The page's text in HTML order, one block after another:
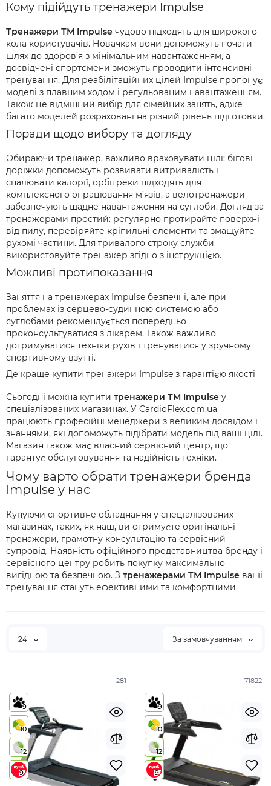
Кому підійдуть тренажери Impulse
Тренажери ТМ Impulse чудово підходять для широкого
кола користувачів. Новачкам вони допоможуть почати
шлях до здоров’я з мінімальним навантаженням, а
досвідчені спортсмени зможуть проводити інтенсивні
тренування. Для реабілітаційних цілей Impulse пропонує
моделі з плавним ходом і регульованим навантаженням.
Також це відмінний вибір для сімейних занять, адже
багато моделей розраховані на різний рівень підготовки.
Поради щодо вибору та догляду
Обираючи тренажер, важливо враховувати цілі: бігові
доріжки допоможуть розвивати витривалість і
спалювати калорії, орбітреки підходять для
комплексного опрацювання м’язів, а велотренажери
забезпечують щадне навантаження на суглоби. Догляд за
тренажерами простий: регулярно протирайте поверхні
від пилу, перевіряйте кріпильні елементи та змащуйте
рухомі частини. Для тривалого строку служби
використовуйте тренажер згідно з інструкцією.
Можливі протипоказання
Заняття на тренажерах Impulse безпечні, але при
проблемах із серцево-судинною системою або
суглобами рекомендується попередньо
проконсультуватися з лікарем. Також важливо
дотримуватися техніки рухів і тренуватися у зручному
спортивному взутті.
Де краще купити тренажери Impulse з гарантією якості
Сьогодні можна купити тренажери ТМ Impulse у
спеціалізованих магазинах. У CardioFlex.com.ua
працюють професійні менеджери з великим досвідом і
знаннями, які допоможуть підібрати модель під ваші цілі.
Магазин також має власний сервісний центр, що
гарантує обслуговування та надійність техніки.
Чому варто обрати тренажери бренда
Impulse у нас
Купуючи спортивне обладнання у спеціалізованих
магазинах, таких, як наш, ви отримуєте оригінальні
тренажери, грамотну консультацію та сервісний
супровід. Наявність офіційного представництва бренду і
сервісного центру робить покупку максимально
вигідною та безпечною. З тренажерами ТМ Impulse ваші
тренування стануть ефективними та комфортними.
24 За замовчуванням
281
9
10
12
9
71822
9
10
12
9